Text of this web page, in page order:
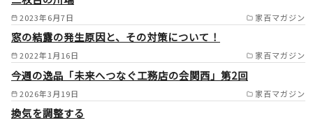
2023年6月7日 家百マガジン
2022年1月16日 家百マガジン
窓の結露の発生原因と、その対策について！
2026年3月19日 家百マガジン
今週の逸品「未来へつなぐ工務店の会関西」第2回
換気を調整する